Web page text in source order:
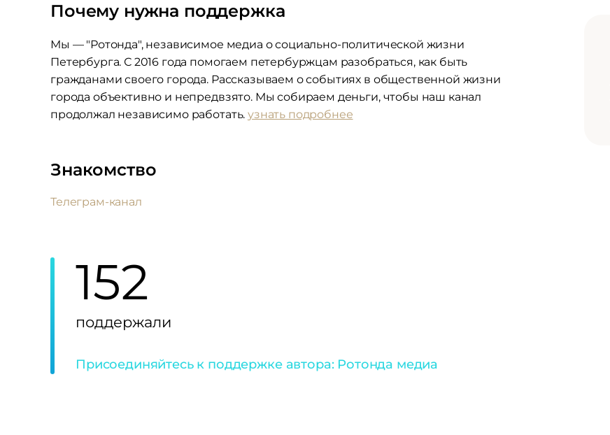
Знакомство
Телеграм-канал
Почему нужна поддержка
Мы — "Ротонда", независимое медиа о социально-политической жизни
Петербурга. С 2016 года помогаем петербуржцам разобраться, как быть
гражданами своего города. Рассказываем о событиях в общественной жизни
города объективно и непредвзято. Мы собираем деньги, чтобы наш канал
продолжал независимо работать.узнать подробнее
152
поддержали
Присоединяйтесь к поддержке автора: Ротонда медиа